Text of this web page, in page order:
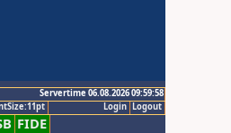
Servertime 06.08.2026 09:59:58
Logout
Login
FIDE